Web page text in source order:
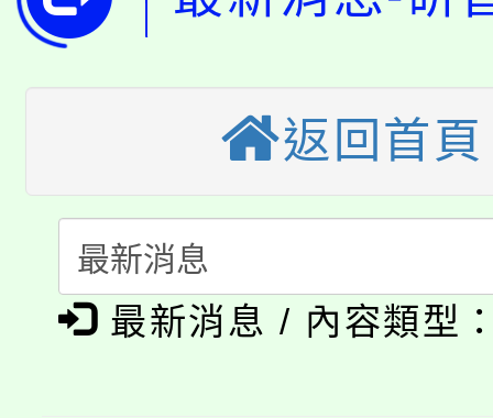
代理(課)教師甄選結果(
「2026金融保險知識
車」活動
桃園市115學年度學生
生本土語及新住民語歌
公告本校115學年度第
代理(課)教師甄選結果(
公告本校115學年度第
代理(課)教師甄選結果(
轉知中國文化大學推廣
《TA101》溝通分析基
淨零綠生活教案入校路
返回首頁
最新消息 / 內容類型